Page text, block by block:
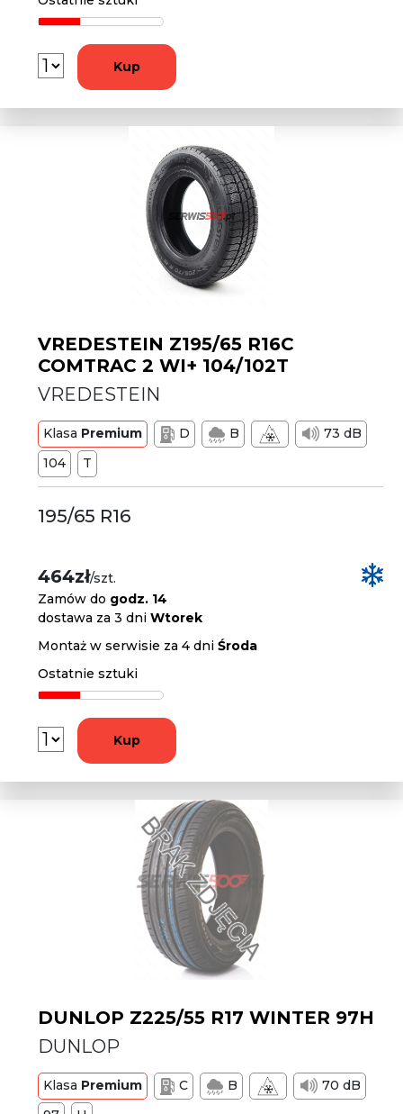
Kup
VREDESTEIN Z195/65 R16C
COMTRAC 2 WI+ 104/102T
VREDESTEIN
Klasa Premium D B
73 dB
104
T
195/65 R16
464zł/szt.
Zamów do godz. 14
dostawa za 3 dniWtorek
Montaż w serwisie za 4 dniŚroda
Ostatnie sztuki
Kup
DUNLOP Z225/55 R17 WINTER 97H
DUNLOP
Klasa Premium C B
70 dB